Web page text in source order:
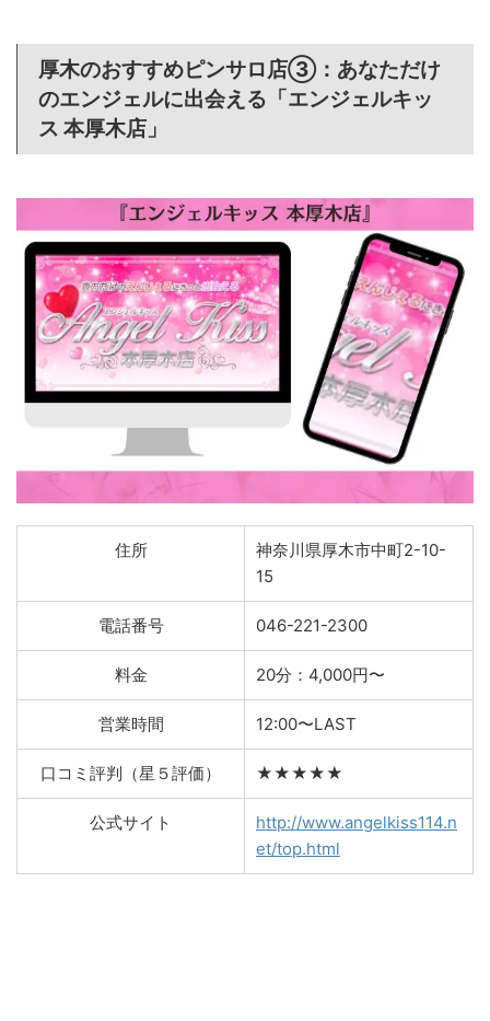
厚木のおすすめピンサロ店③：あなただけ
のエンジェルに出会える「エンジェルキッ
ス 本厚木店」
住所
神奈川県厚木市中町2-10-
15
電話番号 046-221-2300
料金 20分：4,000円〜
営業時間 12:00〜LAST
口コミ評判（星５評価） ★★★★★
公式サイト
http://www.angelkiss114.n
et/top.html